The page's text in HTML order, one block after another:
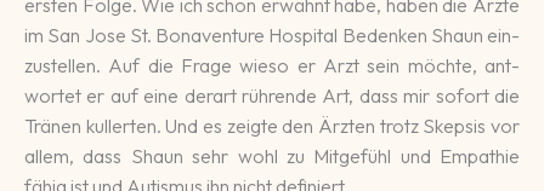
im San Jose St. Bona­ven­ture Hos­pital Be­denken Shaun ein­
zu­stellen. Auf die Frage wieso er Arzt sein möchte, ant­
wortet er auf eine der­art rühren­de Art, dass mir sofort die
Tränen kuller­ten. Und es zeig­te den Ärzten trotz Skepsis vor
allem, dass Shaun sehr wohl zu Mit­ge­fühl und Empa­thie
fähig ist und Autismus ihn nicht defi­niert.